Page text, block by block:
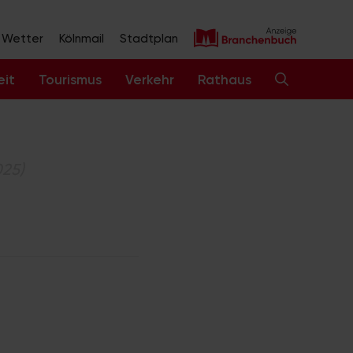
Wetter Kölnmail Stadtplan
Tourismus Verkehr Rathaus